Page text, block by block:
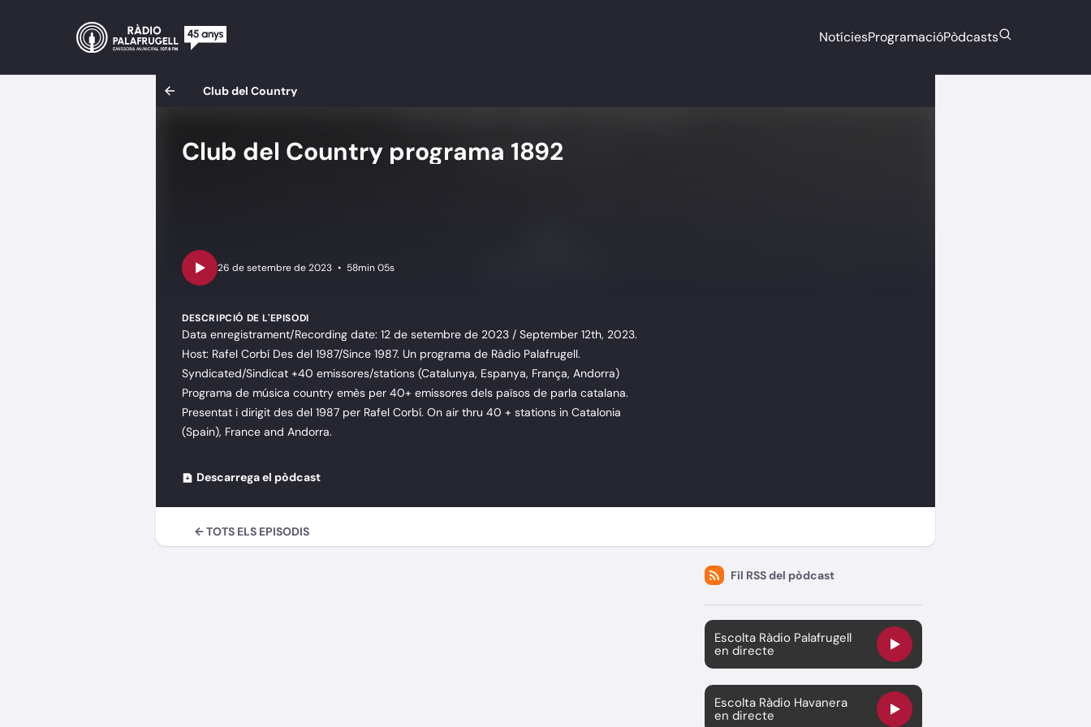
NotíciesProgramacióPòdcasts
Club del Country
Club del Country programa 1892
• 58min 05s
DESCRIPCIÓ DE L'EPISODI
Data enregistrament/Recording date: 12 de setembre de 2023 / September 12th, 2023.
Host: Rafel Corbí Des del 1987/Since 1987. Un programa de Ràdio Palafrugell.
Syndicated/Sindicat +40 emissores/stations (Catalunya, Espanya, França, Andorra)
Programa de música country emès per 40+ emissores dels països de parla catalana.
Presentat i dirigit des del 1987 per Rafel Corbí. On air thru 40 + stations in Catalonia
(Spain), France and Andorra.
Descarrega el pòdcast
← TOTS ELS EPISODIS
Fil RSS del pòdcast
Escolta Ràdio Palafrugell
en directe
Escolta Ràdio Havanera
en directe